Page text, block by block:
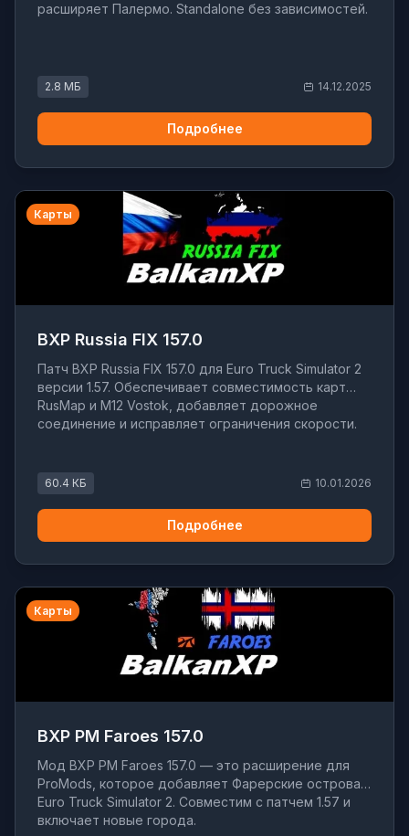
расширяет Палермо. Standalone без зависимостей.
2.8 МБ 14.12.2025
Подробнее
Карты
BXP Russia FIX 157.0
Патч BXP Russia FIX 157.0 для Euro Truck Simulator 2
версии 1.57. Обеспечивает совместимость карт
RusMap и M12 Vostok, добавляет дорожное
соединение и исправляет ограничения скорости.
60.4 КБ 10.01.2026
Подробнее
Карты
BXP PM Faroes 157.0
Мод BXP PM Faroes 157.0 — это расширение для
ProMods, которое добавляет Фарерские острова в
Euro Truck Simulator 2. Совместим с патчем 1.57 и
включает новые города.